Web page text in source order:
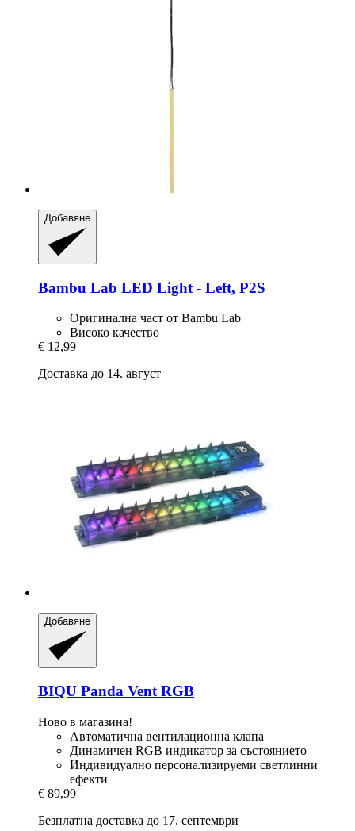
Добавяне
Bambu Lab LED Light -​ Left, P2S
Оригинална част от Bambu Lab
Високо качество
€ 12,99
Доставка до 14. август
Добавяне
BIQU Panda Vent RGB
Ново в магазина!
Автоматична вентилационна клапа
Динамичен RGB индикатор за състоянието
Индивидуално персонализируеми светлинни
ефекти
€ 89,99
Безплатна доставка до 17. септември